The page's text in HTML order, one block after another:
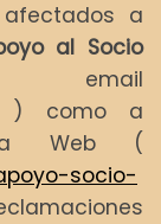
a
al Socio
) como a
Web (
socio-